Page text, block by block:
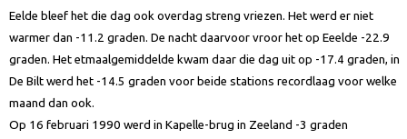
Eelde bleef het die dag ook overdag streng vriezen. Het werd er niet
warmer dan -11.2 graden. De nacht daarvoor vroor het op Eeelde -22.9
graden. Het etmaalgemiddelde kwam daar die dag uit op -17.4 graden, in
De Bilt werd het -14.5 graden voor beide stations recordlaag voor welke
maand dan ook.
Op 16 februari 1990 werd in Kapelle-brug in Zeeland -3 graden